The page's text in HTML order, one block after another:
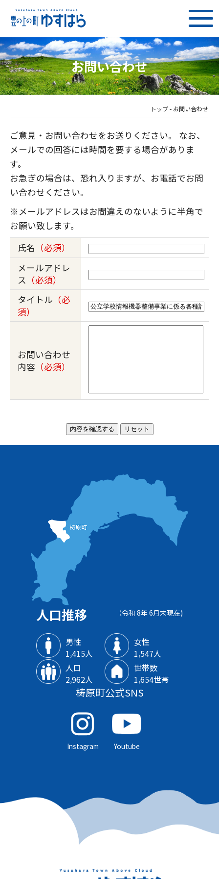
お問い合わせ
トップ - お問い合わせ
ご意見・お問い合わせをお送りください。 なお、
メールでの回答には時間を要する場合がありま
す。
お急ぎの場合は、恐れ入りますが、お電話でお問
い合わせください。
※メールアドレスはお間違えのないように半角で
お願い致します。
氏名 （必須）
メールアドレ
ス （必須）
タイトル （必
須）
お問い合わせ
内容 （必須）
人口推移 （令和 8年 6月末現在)
男性
1‚415人
女性
1‚547人
人口
2‚962人
世帯数
1‚654世帯
梼原町公式SNS
Instagram Youtube